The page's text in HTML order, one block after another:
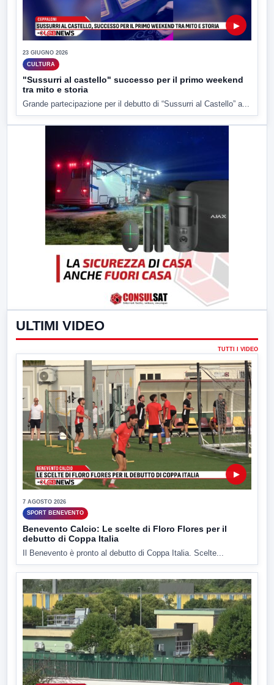
▶
23 GIUGNO 2026
CULTURA
"Sussurri al castello" successo per il primo weekend
tra mito e storia
Grande partecipazione per il debutto di “Sussurri al Castello” a...
ULTIMI VIDEO
TUTTI I VIDEO
▶
7 AGOSTO 2026
SPORT BENEVENTO
Benevento Calcio: Le scelte di Floro Flores per il
debutto di Coppa Italia
Il Benevento è pronto al debutto di Coppa Italia. Scelte...